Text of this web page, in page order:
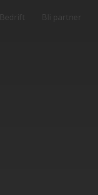
Bedrift Bli partner